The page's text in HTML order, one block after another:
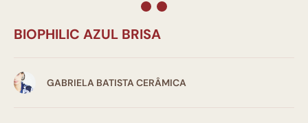
BIOPHILIC AZUL BRISA
GABRIELA BATISTA CERÂMICA